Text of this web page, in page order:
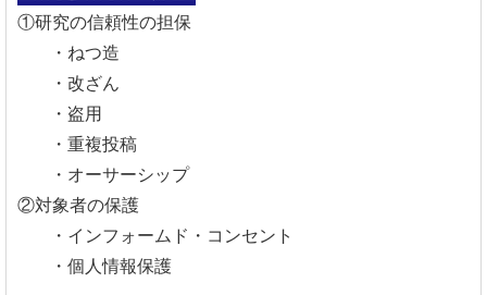
①研究の信頼性の担保
・ねつ造
・改ざん
・盗用
・重複投稿
・オーサーシップ
②対象者の保護
・インフォームド・コンセント
・個人情報保護